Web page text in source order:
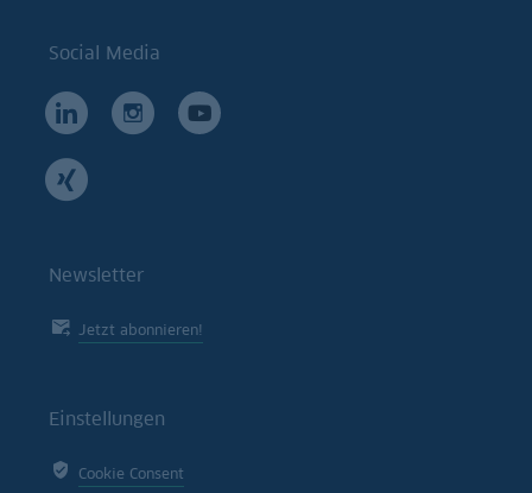
Social Media
Newsletter
Jetzt abonnieren!
Einstellungen
Cookie Consent